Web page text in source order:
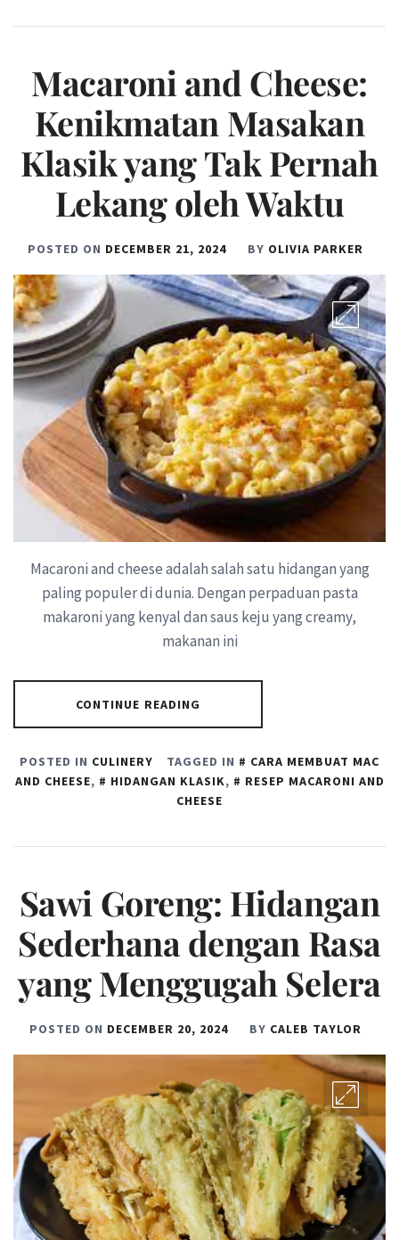
Macaroni and Cheese:
Kenikmatan Masakan
Klasik yang Tak Pernah
Lekang oleh Waktu
POSTED ON DECEMBER 21, 2024 BY OLIVIA PARKER
Macaroni and cheese adalah salah satu hidangan yang
paling populer di dunia. Dengan perpaduan pasta
makaroni yang kenyal dan saus keju yang creamy,
makanan ini
CONTINUE READING
POSTED IN CULINERY TAGGED IN
CARA MEMBUAT MAC
AND CHEESE, HIDANGAN KLASIK,
RESEP MACARONI AND
CHEESE
Sawi Goreng: Hidangan
Sederhana dengan Rasa
yang Menggugah Selera
POSTED ON DECEMBER 20, 2024 BY CALEB TAYLOR